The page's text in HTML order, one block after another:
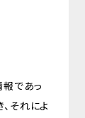
であっ
それによ